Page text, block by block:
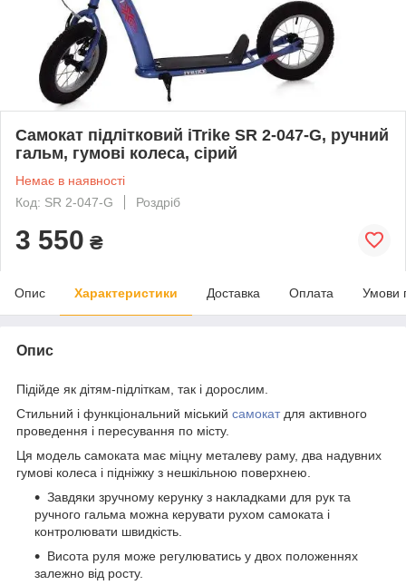
Самокат підлітковий iTrike SR 2-047-G, ручний
гальм, гумові колеса, сірий
Немає в наявності
Код: SR 2-047-G
Роздріб
3 550 ₴
Опис Характеристики Доставка Оплата Умови
Опис
Підійде як дітям-підліткам, так і дорослим.
Стильний і функціональний міський самокатдля активного
проведення і пересування по місту.
Ця модель самоката має міцну металеву раму, два надувних
гумові колеса і підніжку з нешкільною поверхнею.
Завдяки зручному керунку з накладками для рук та
ручного гальма можна керувати рухом самоката і
контролювати швидкість.
Висота руля може регулюватись у двох положеннях
залежно від росту.